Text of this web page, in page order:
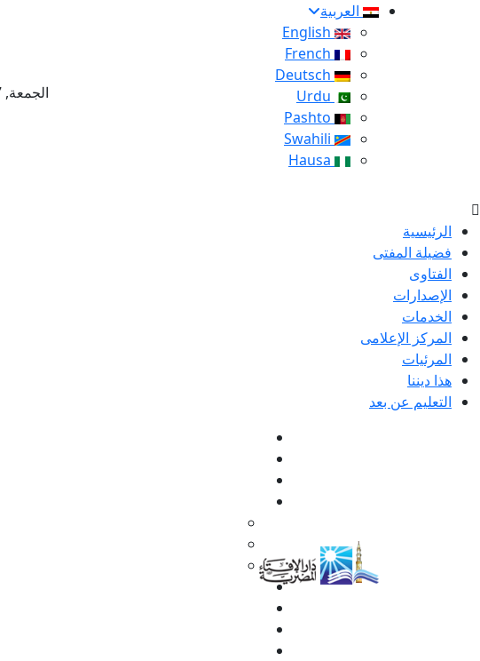
العربية
الجمعة, 07 أغسطس 2026 – 24 صفر 1448 هـ
الرئيسية
فضيلة المفتى
الفتاوى
الإصدارات
الخدمات
المركز الإعلامى
المرئيات
هذا ديننا
التعليم عن بعد